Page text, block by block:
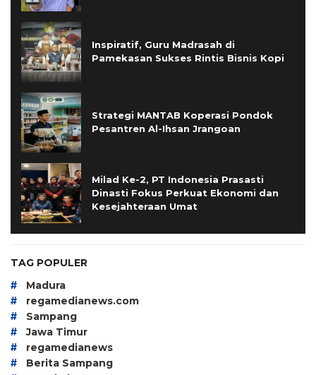
Inspiratif, Guru Madrasah di
Pamekasan Sukses Rintis Bisnis Kopi
Strategi MANTAB Koperasi Pondok
Pesantren Al-Ihsan Jrangoan
Milad Ke-2, PT Indonesia Prasasti
Dinasti Fokus Perkuat Ekonomi dan
Kesejahteraan Umat
TAG POPULER
# Madura
# regamedianews.com
# Sampang
# Jawa Timur
# regamedianews
# Berita Sampang